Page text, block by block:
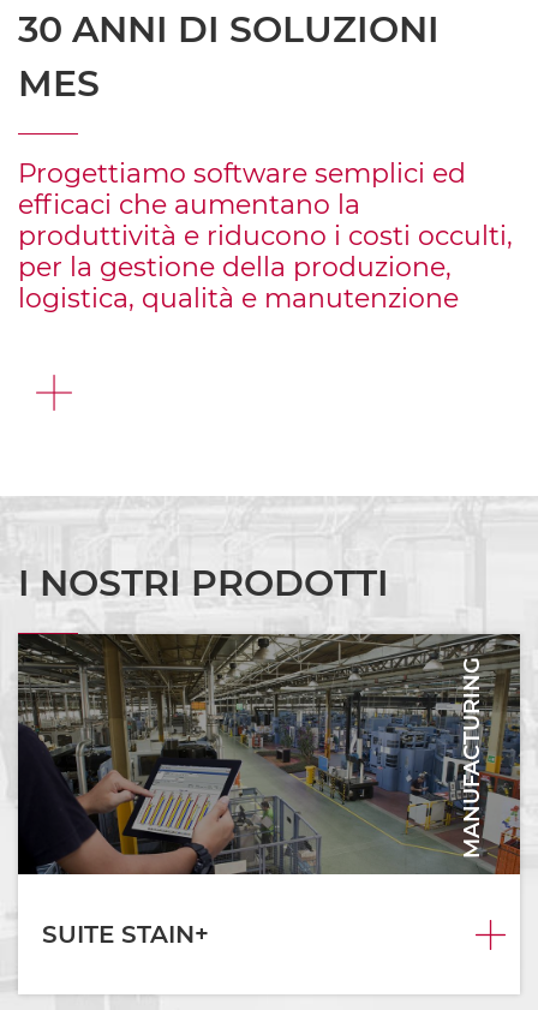
30 ANNI DI SOLUZIONI
MES
Progettiamo software semplici ed
efficaci che aumentano la
produttività e riducono i costi occulti,
per la gestione della produzione,
logistica, qualità e manutenzione
SCOPRI
I NOSTRI PRODOTTI
MANUFACTURING
SUITE STAIN+